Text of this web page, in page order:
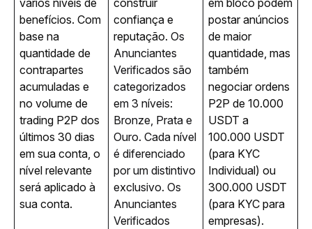
vários níveis de
benefícios. Com
base na
quantidade de
contrapartes
acumuladas e
no volume de
trading P2P dos
últimos 30 dias
em sua conta, o
nível relevante
será aplicado à
sua conta.
construir
confiança e
reputação. Os
Anunciantes
Verificados são
categorizados
em 3 níveis:
Bronze, Prata e
Ouro. Cada nível
é diferenciado
por um distintivo
exclusivo. Os
Anunciantes
Verificados
em bloco podem
postar anúncios
de maior
quantidade, mas
também
negociar ordens
P2P de 10.000
USDT a
100.000 USDT
(para KYC
Individual) ou
300.000 USDT
(para KYC para
empresas).